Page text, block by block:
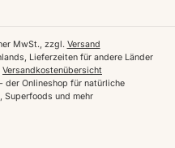
Onlineshop für natürliche
Superfoods und mehr
MwSt., zzgl. Versand
Lieferzeiten für andere Länder
Versandkostenübersicht